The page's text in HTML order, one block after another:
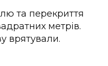
та перекриття
метрів.
врятували.